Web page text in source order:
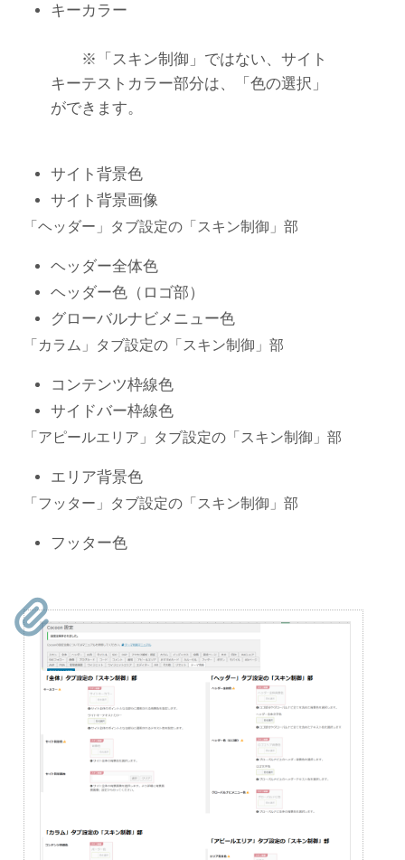
キーカラー
※「スキン制御」ではない、サイト
キーテストカラー部分は、「色の選択」
ができます。
サイト背景色
サイト背景画像
「ヘッダー」タブ設定の「スキン制御」部
ヘッダー全体色
ヘッダー色（ロゴ部）
グローバルナビメニュー色
「カラム」タブ設定の「スキン制御」部
コンテンツ枠線色
サイドバー枠線色
「アピールエリア」タブ設定の「スキン制御」部
エリア背景色
「フッター」タブ設定の「スキン制御」部
フッター色